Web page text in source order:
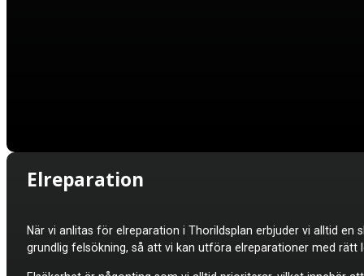
Elreparation
När vi anlitas för elreparation i Thorildsplan erbjuder vi alltid
grundlig felsökning, så att vi kan utföra elreparationer med